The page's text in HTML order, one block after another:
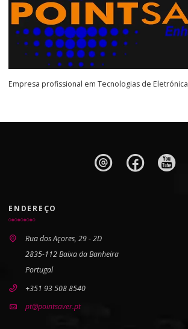
Empresa profissional em Tecnologias de Eletrónica
ENDEREÇO
Rua dos Açores, 29 - 2D
2835-112 Baixa da Banheira
Portugal
+351 93 508 8540
pt@pointsaver.pt